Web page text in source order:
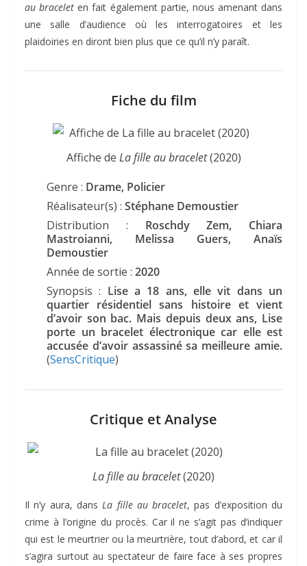
au bracelet en fait également partie, nous amenant dans
une salle d’audience où les interrogatoires et les
plaidoiries en diront bien plus que ce qu’il n’y paraît.
Fiche du film
Affiche de La fille au bracelet(2020)
Genre : Drame, Policier
Réalisateur(s) : Stéphane Demoustier
Distribution : Roschdy Zem, Chiara
Mastroianni, Melissa Guers, Anaïs
Demoustier
Année de sortie : 2020
Synopsis : Lise a 18 ans, elle vit dans un
quartier résidentiel sans histoire et vient
d’avoir son bac. Mais depuis deux ans, Lise
porte un bracelet électronique car elle est
accusée d’avoir assassiné sa meilleure amie.
(SensCritique)
Critique et Analyse
La fille au bracelet(2020)
Il n’y aura, dansLa fille au bracelet, pas d’exposition du
crime à l’origine du procès. Car il ne s’agit pas d’indiquer
qui est le meurtrier ou la meurtrière, tout d’abord, et car il
s’agira surtout au spectateur de faire face à ses propres